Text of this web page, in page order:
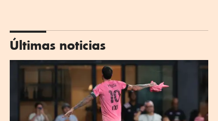
Últimas noticias